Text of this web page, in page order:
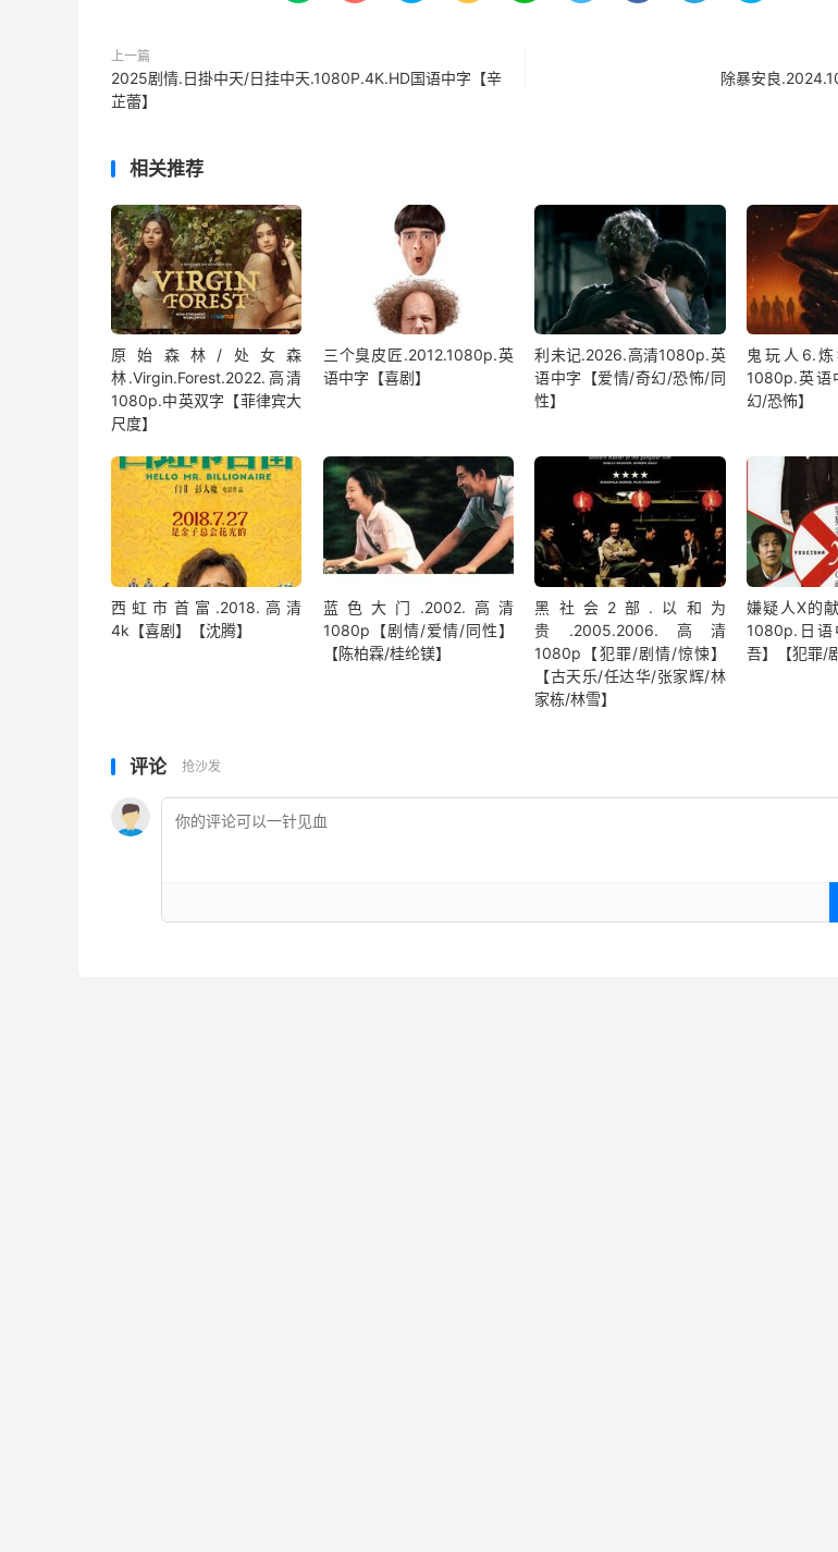
上一篇
2025剧情.日掛中天/日挂中天.1080P.4K.HD国语中字【辛
芷蕾】
除暴安良
相关推荐
原始森林/处女森
林.Virgin.Forest.2022.高清
1080p.中英双字【菲律宾大
尺度】
三个臭皮匠.2012.1080p.英
语中字【喜剧】
利未记.2026.高清1080p.英
语中字【爱情/奇幻/恐怖/同
性】
鬼玩人6.
1080p.英语
幻/恐怖】
西虹市首富.2018.高清
4k【喜剧】【沈腾】
蓝色大门.2002.高清
1080p【剧情/爱情/同性】
【陈柏霖/桂纶镁】
黑社会2部.以和为
贵.2005.2006.高清
1080p【犯罪/剧情/惊悚】
【古天乐/任达华/张家辉/林
家栋/林雪】
嫌疑人X的
1080p.日
吾】【犯罪/
评论 抢沙发